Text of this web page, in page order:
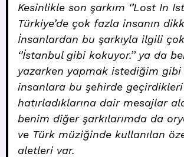
Kesinlikle son şarkım ‘’Lost In
Türkiye’de çok fazla insanın
İnsanlardan bu şarkıyla ilgili
‘’İstanbul gibi kokuyor.’’ ya da
yazarken yapmak istediğim
insanlara bu şehirde geçirdikleri
hatırladıklarına dair mesajlar
benim diğer şarkılarımda da
ve Türk müziğinde kullanılan
aletleri var.